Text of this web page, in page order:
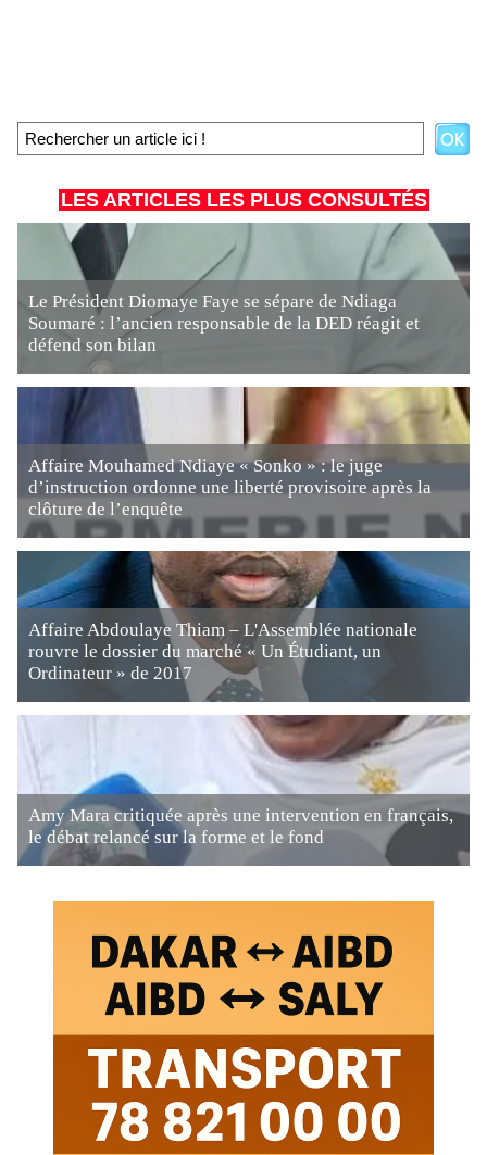
LES ARTICLES LES PLUS CONSULTÉS
Le Président Diomaye Faye se sépare de Ndiaga
Soumaré : l’ancien responsable de la DED réagit et
défend son bilan
Affaire Mouhamed Ndiaye « Sonko » : le juge
d’instruction ordonne une liberté provisoire après la
clôture de l’enquête
Affaire Abdoulaye Thiam – L'Assemblée nationale
rouvre le dossier du marché « Un Étudiant, un
Ordinateur » de 2017
Amy Mara critiquée après une intervention en français,
le débat relancé sur la forme et le fond